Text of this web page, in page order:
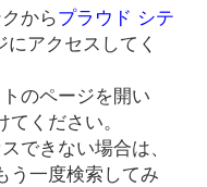
からプラウド シテ
にアクセスしてく
のページを開い
ください。
できない場合は、
う一度検索してみ